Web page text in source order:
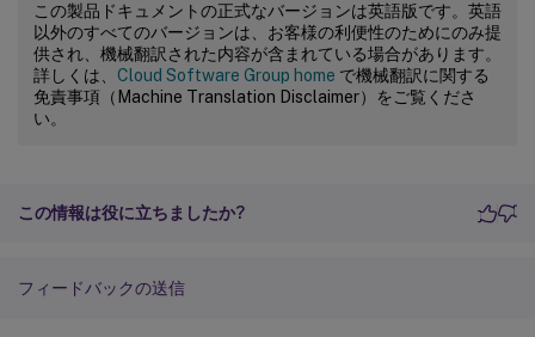
この製品ドキュメントの正式なバージョンは英語版です。英語
以外のすべてのバージョンは、お客様の利便性のためにのみ提
供され、機械翻訳された内容が含まれている場合があります。
詳しくは、 Cloud Software Group home で機械翻訳に関する
免責事項（Machine Translation Disclaimer）をご覧くださ
い。
この情報は役に立ちましたか?
フィードバックの送信